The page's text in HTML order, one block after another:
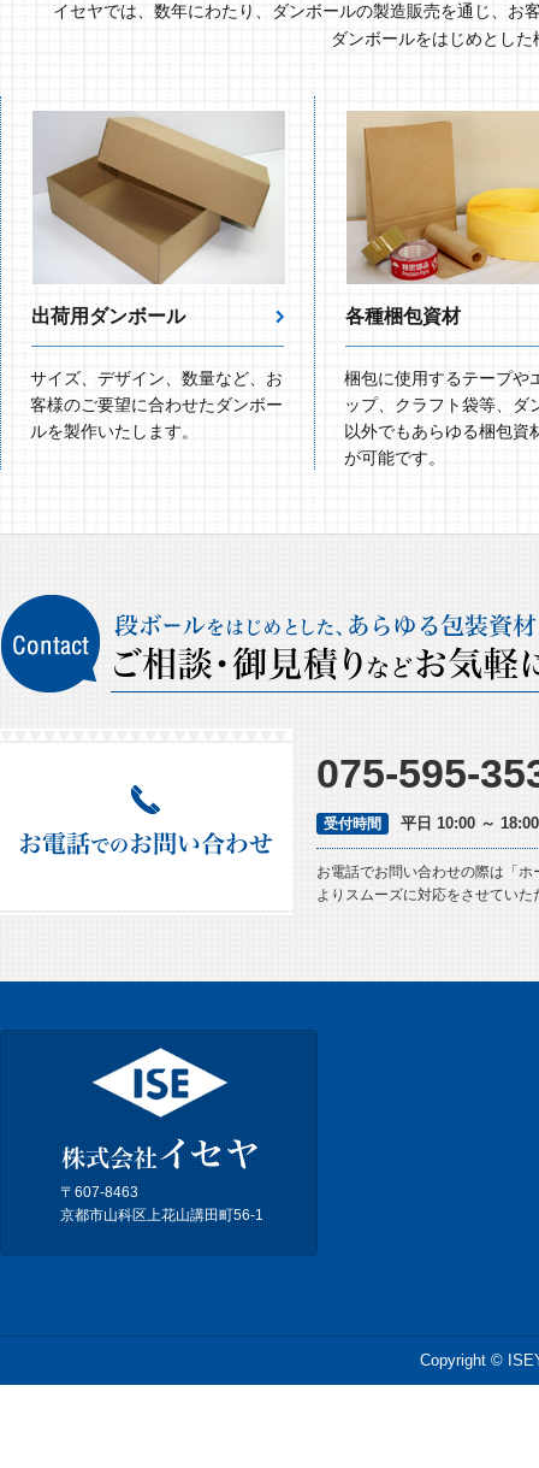
イセヤでは、数年にわたり、ダンボールの製造販売を通じ、
ダンボールをはじめとし
出荷用ダンボール
サイズ、デザイン、数量など、お
客様のご要望に合わせたダンボー
ルを製作いたします。
各種梱包資材
梱包に使用するテープや
ップ、クラフト袋等、ダ
以外でもあらゆる梱包資
が可能です。
075-595-
受付時間 平日 10:00 ～
お電話でお問い合わせの際は「
よりスムーズに対応をさせてい
〒607-8463
京都市山科区上花山講田町56-1
Copyright ©